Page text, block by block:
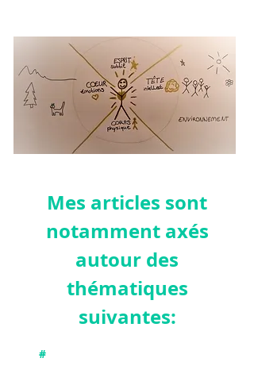
Mes articles sont
notamment axés
autour des
thématiques
suivantes:
#